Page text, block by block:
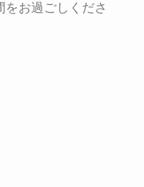
お過ごしくださ